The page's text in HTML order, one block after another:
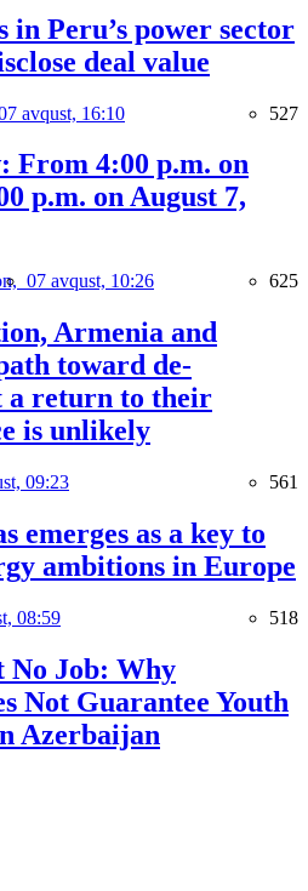
in Peru’s power sector
deal value
avqust, 16:10 527
From 4:00 p.m. on
p.m. on August 7,
07 avqust, 10:26 625
Armenia and
toward de-
a return to their
is unlikely
09:23 561
emerges as a key to
ambitions in Europe
08:59 518
No Job: Why
Not Guarantee Youth
Azerbaijan